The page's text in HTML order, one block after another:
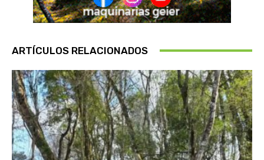
ARTÍCULOS RELACIONADOS